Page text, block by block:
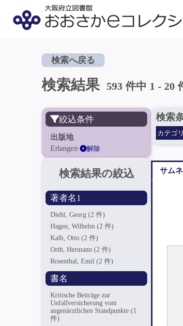
検索へ戻る
検索結果 593 件中 1 - 20
絞込条件
出版地
Erlangen
解除
検索結果の絞込
著者名1
Diehl, Georg(2 件)
Hagen, Wilhelm(2 件)
Kalb, Otto(2 件)
Orth, Hermann(2 件)
Rosenthal, Emil(2 件)
書名
Kritische Beiträge zur
Unfallversicherung vom
augenärztlichen Standpunkte(1
件)
検索
カテゴリ
サム